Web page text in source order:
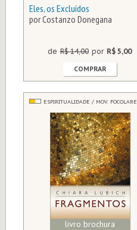
Eles, os Excluídos
por Costanzo Donegana
de R$ 14,00 por R$ 5,00
COMPRAR
ESPIRITUALIDADE / MOV. FOCOLARE
livro brochura